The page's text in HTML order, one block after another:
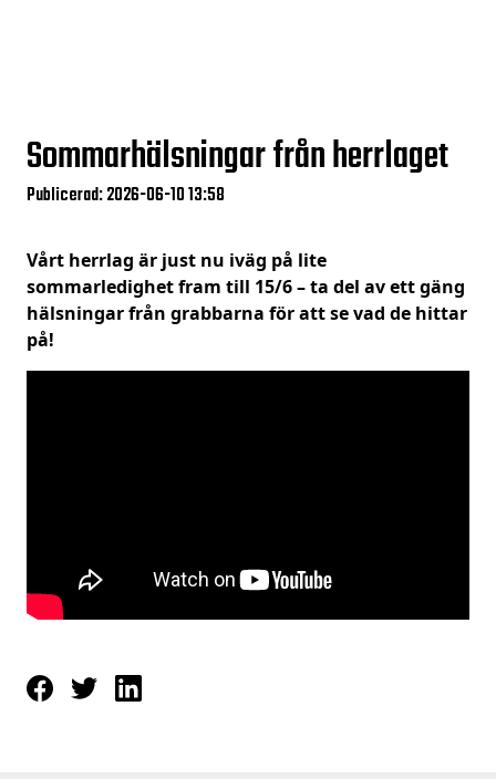
Sommarhälsningar från herrlaget
Publicerad: 2026-06-10 13:58
Vårt herrlag är just nu iväg på lite
sommarledighet fram till 15/6 – ta del av ett gäng
hälsningar från grabbarna för att se vad de hittar
på!